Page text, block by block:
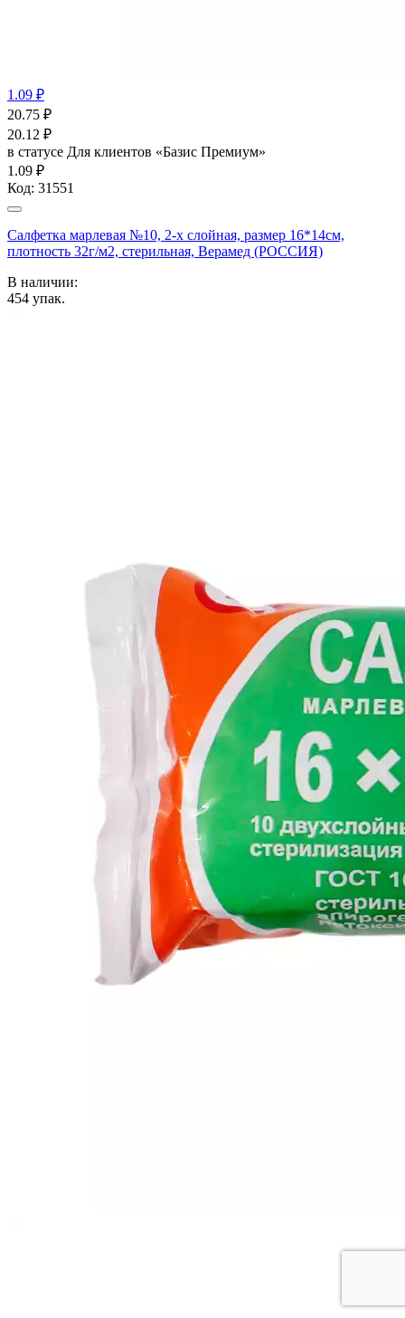
1.09 ₽
20.75 ₽
20.12 ₽
в статусе Для клиентов «Базис Премиум»
1.09 ₽
Код: 31551
Салфетка марлевая №10, 2-х слойная, размер 16*14см,
плотность 32г/м2, стерильная, Верамед (РОССИЯ)
В наличии:
454 упак.